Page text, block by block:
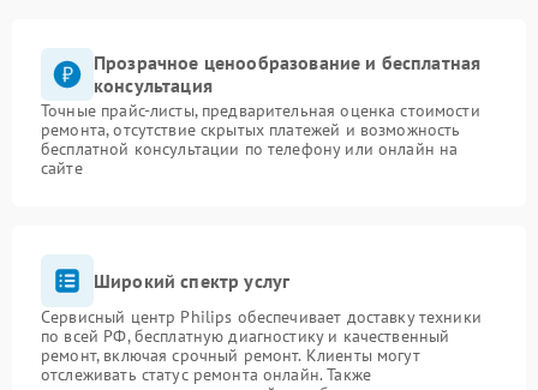
Прозрачное ценообразование и бесплатная
консультация
Точные прайс-листы, предварительная оценка стоимости
ремонта, отсутствие скрытых платежей и возможность
бесплатной консультации по телефону или онлайн на
сайте
Широкий спектр услуг
Сервисный центр Philips обеспечивает доставку техники
по всей РФ, бесплатную диагностику и качественный
ремонт, включая срочный ремонт. Клиенты могут
отслеживать статус ремонта онлайн. Также